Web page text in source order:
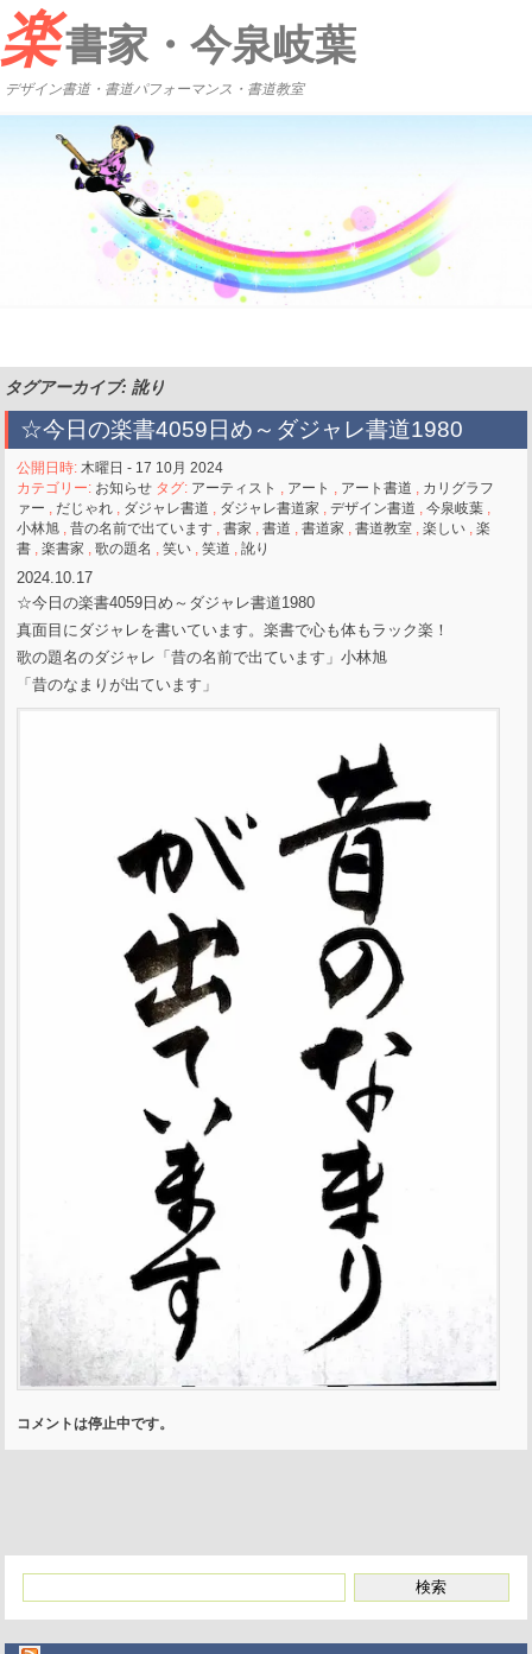
楽書家・今泉岐葉
デザイン書道・書道パフォーマンス・書道教室
タグアーカイブ: 訛り
☆今日の楽書4059日め～ダジャレ書道1980
公開日時: 木曜日 - 17 10月 2024
カテゴリー: お知らせ タグ: アーティスト アート アート書道
カリグラフ
ァー
だじゃれ ダジャレ書道 ダジャレ書道家 ,デザイン書道 ,今泉岐葉
小林旭 ,昔の名前で出ています ,書家 ,書道 ,書道家 ,書道教室 ,楽しい ,楽
書 ,楽書家 ,歌の題名 ,笑い ,笑道 ,訛り
2024.10.17
☆今日の楽書4059日め～ダジャレ書道1980
真面目にダジャレを書いています。楽書で心も体もラック楽！
歌の題名のダジャレ「昔の名前で出ています」小林旭
「昔のなまりが出ています」
コメントは停止中です。